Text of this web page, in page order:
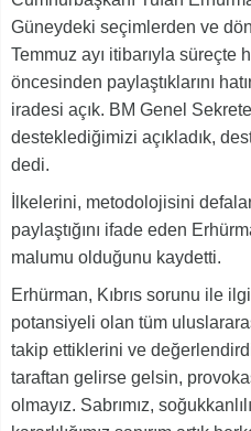
Güneydeki seçimlerden ve
Temmuz ayı itibarıyla süreçte
öncesinden paylaştıklarını
iradesi açık. BM Genel
desteklediğimizi açıkladık,
dedi.
İlkelerini, metodolojisini
paylaştığını ifade eden
malumu olduğunu kaydetti.
Erhürman, Kıbrıs sorunu ile
potansiyeli olan tüm
takip ettiklerini ve
taraftan gelirse gelsin,
olmayız. Sabrımız,